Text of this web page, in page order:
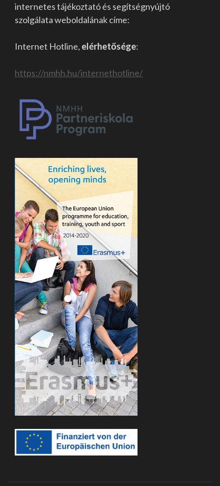
internetes tájékoztató és segítségnyújtó
szolgálata weboldalának címe:
Internet Hotline, elérhetősége:
https://nmhh.hu/internethotline/